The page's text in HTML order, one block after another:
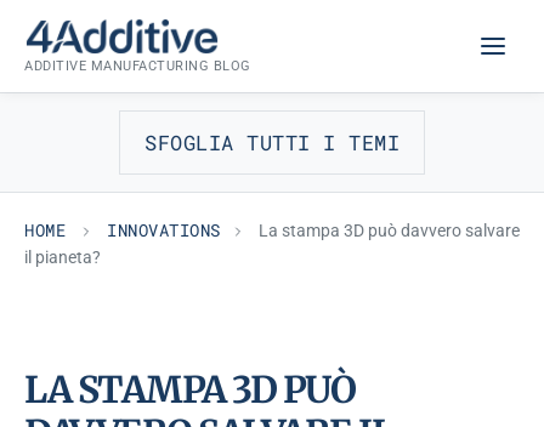
content
ADDITIVE MANUFACTURING BLOG
SFOGLIA TUTTI I TEMI
HOME INNOVATIONS
La stampa 3D può davvero salvare
il pianeta?
INNOVATIONS
LA STAMPA 3D PUÒ